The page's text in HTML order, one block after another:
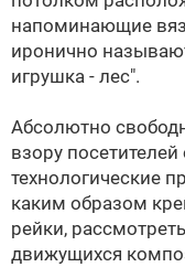
напоминающие
иронично
игрушка - лес".
Абсолютно
взору
технологические
каким образом
рейки,
движущихся